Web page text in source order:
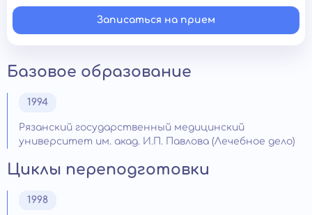
Записаться на прием
Базовое образование
1994
Рязанский государственный медицинский
университет им. акад. И.П. Павлова (Лечебное дело)
Циклы переподготовки
1998